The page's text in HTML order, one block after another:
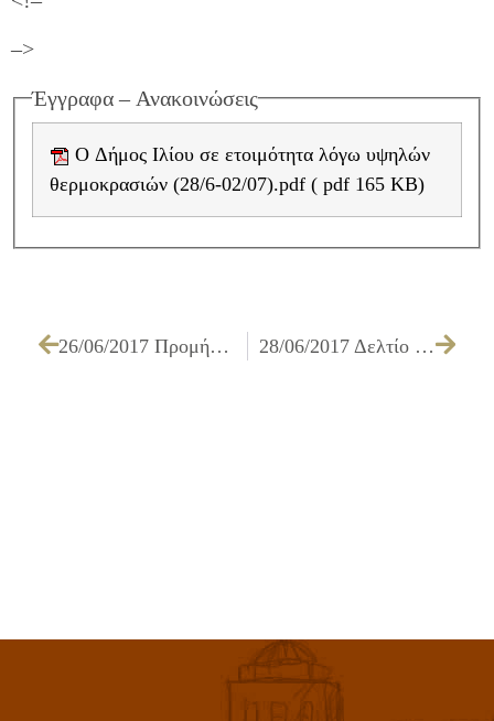
–>
Έγγραφα – Ανακοινώσεις
θερμοκρασιών (28/6-02/07).pdf ( pdf 165 KB)
26/06/2017 Προμήθεια ελαστικών για τα οχήματα του Δήμου 28/06/2017 Δελτίο Τύπου: «Λευκή Νύχτα» στο Ίλιον – Η μεγαλύτερη γιορτή της πόλης